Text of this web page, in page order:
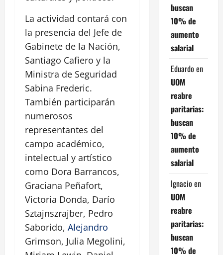
La actividad contará con
la presencia del Jefe de
Gabinete de la Nación,
Santiago Cafiero y la
Ministra de Seguridad
Sabina Frederic.
También participarán
numerosos
representantes del
campo académico,
intelectual y artístico
como Dora Barrancos,
Graciana Peñafort,
Victoria Donda, Darío
Sztajnszrajber, Pedro
Saborido, Alejandro
Grimson, Julia Megolini,
buscan
10% de
aumento
salarial
Eduardo en
UOM
reabre
paritarias:
buscan
10% de
aumento
salarial
Ignacio en
UOM
reabre
paritarias:
buscan
10% de